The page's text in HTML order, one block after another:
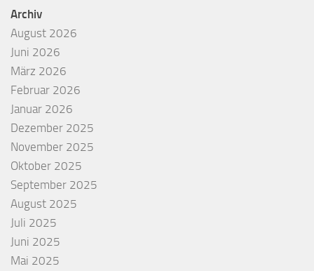
Archiv
August 2026
Juni 2026
März 2026
Februar 2026
Januar 2026
Dezember 2025
November 2025
Oktober 2025
September 2025
August 2025
Juli 2025
Juni 2025
Mai 2025